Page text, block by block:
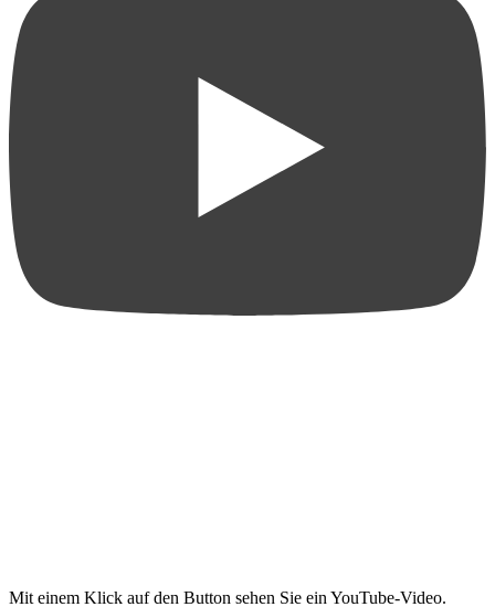
Mit einem Klick auf den Button sehen Sie ein YouTube-Video.